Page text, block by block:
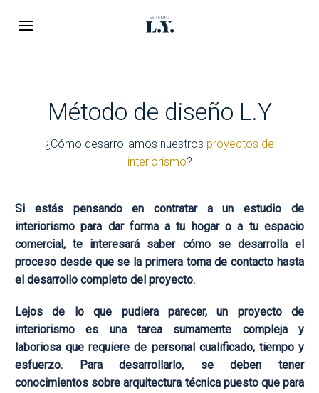
Método de diseño L.Y
¿Cómo desarrollamos nuestros proyectos de
interiorismo?
Si estás pensando en contratar a un estudio de
interiorismo para dar forma a tu hogar o a tu espacio
comercial, te interesará saber cómo se desarrolla el
proceso desde que se la primera toma de contacto hasta
el desarrollo completo del proyecto.
Lejos de lo que pudiera parecer, un proyecto de
interiorismo es una tarea sumamente compleja y
laboriosa que requiere de personal cualificado, tiempo y
esfuerzo. Para desarrollarlo, se deben tener
conocimientos sobre arquitectura técnica puesto que para